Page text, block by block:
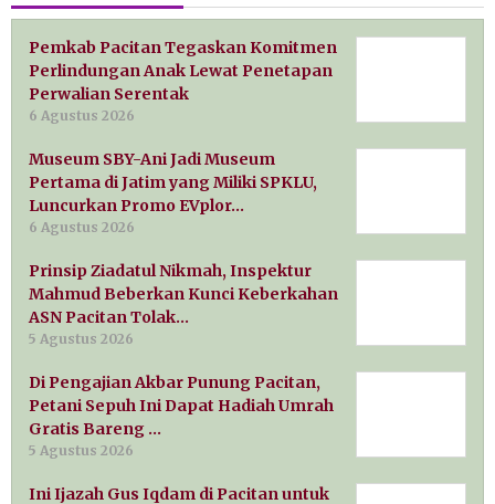
Pemkab Pacitan Tegaskan Komitmen
Perlindungan Anak Lewat Penetapan
Perwalian Serentak
6 Agustus 2026
Museum SBY-Ani Jadi Museum
Pertama di Jatim yang Miliki SPKLU,
Luncurkan Promo EVplor…
6 Agustus 2026
Prinsip Ziadatul Nikmah, Inspektur
Mahmud Beberkan Kunci Keberkahan
ASN Pacitan Tolak…
5 Agustus 2026
Di Pengajian Akbar Punung Pacitan,
Petani Sepuh Ini Dapat Hadiah Umrah
Gratis Bareng …
5 Agustus 2026
Ini Ijazah Gus Iqdam di Pacitan untuk